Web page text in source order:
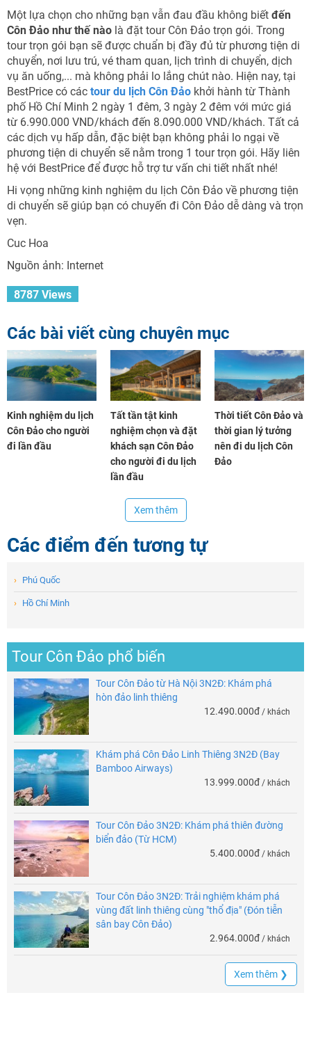
Một lựa chọn cho những bạn vẫn đau đầu không biết đến
Côn Đảo như thế nào là đặt tour Côn Đảo trọn gói. Trong
tour trọn gói bạn sẽ được chuẩn bị đầy đủ từ phương tiện di
chuyển, nơi lưu trú, vé tham quan, lịch trình di chuyển, dịch
vụ ăn uống,... mà không phải lo lắng chút nào. Hiện nay, tại
BestPrice có các tour du lịch Côn Đảo khởi hành từ Thành
phố Hồ Chí Minh 2 ngày 1 đêm, 3 ngày 2 đêm với mức giá
từ 6.990.000 VND/khách đến 8.090.000 VND/khách. Tất cả
các dịch vụ hấp dẫn, đặc biệt bạn không phải lo ngại về
phương tiện di chuyển sẽ nằm trong 1 tour trọn gói. Hãy liên
hệ với BestPrice để được hỗ trợ tư vấn chi tiết nhất nhé!
Hi vọng những kinh nghiệm du lịch Côn Đảo về phương tiện
di chuyển sẽ giúp bạn có chuyến đi Côn Đảo dễ dàng và trọn
vẹn.
Cuc Hoa
Nguồn ảnh: Internet
8787 Views
Các bài viết cùng chuyên mục
Kinh nghiệm du lịch
Côn Đảo cho người
đi lần đầu
Tất tần tật kinh
nghiệm chọn và đặt
khách sạn Côn Đảo
cho người đi du lịch
lần đầu
Thời tiết Côn Đảo và
thời gian lý tưởng
nên đi du lịch Côn
Đảo
Xem thêm
Các điểm đến tương tự
› Phú Quốc
› Hồ Chí Minh
Tour Côn Đảo phổ biến
Tour Côn Đảo từ Hà Nội 3N2Đ: Khám phá
hòn đảo linh thiêng
12.490.000đ / khách
Khám phá Côn Đảo Linh Thiêng 3N2Đ (Bay
Bamboo Airways)
13.999.000đ / khách
Tour Côn Đảo 3N2Đ: Khám phá thiên đường
biển đảo (Từ HCM)
5.400.000đ / khách
Tour Côn Đảo 3N2Đ: Trải nghiệm khám phá
vùng đất linh thiêng cùng "thổ địa" (Đón tiễn
sân bay Côn Đảo)
2.964.000đ / khách
Xem thêm ❯